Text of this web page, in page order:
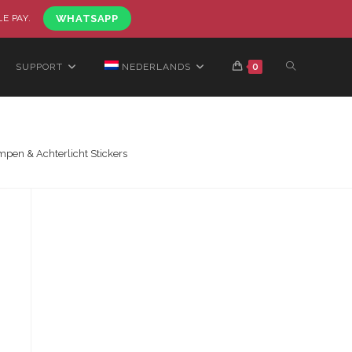
PAY. WHATSAPP
SUPPORT NEDERLANDS 0
& Achterlicht Stickers